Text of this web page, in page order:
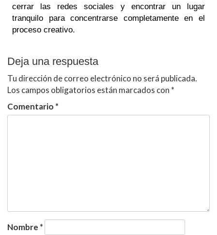
cerrar las redes sociales y encontrar un lugar
tranquilo para concentrarse completamente en el
proceso creativo.
Deja una respuesta
Tu dirección de correo electrónico no será publicada.
Los campos obligatorios están marcados con *
Comentario *
Nombre *